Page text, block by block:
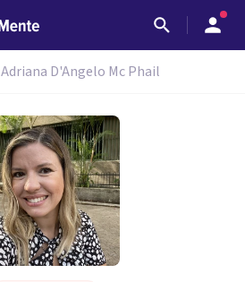
Adriana D'Angelo Mc Phail